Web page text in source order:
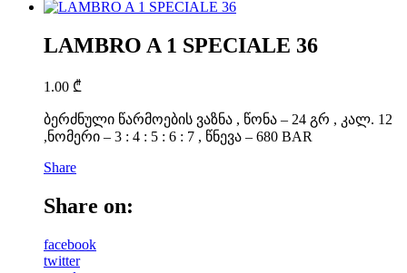
LAMBRO A 1 SPECIALE 36
1.00 ₾
ბერძნული წარმოების ვაზნა , წონა – 24 გრ , კალ. 12
,ნომერი – 3 : 4 : 5 : 6 : 7 , წნევა – 680 BAR
Share
Share on:
facebook
twitter